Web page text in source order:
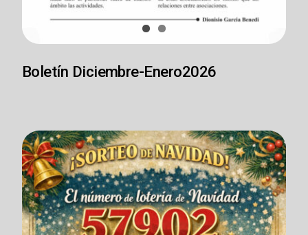
Boletín Diciembre-Enero2026